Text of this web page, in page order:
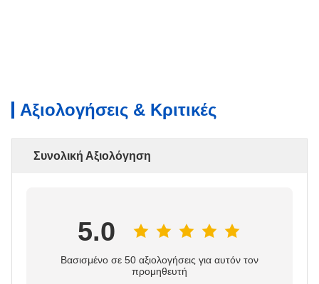
Αξιολογήσεις & Κριτικές
Συνολική Αξιολόγηση
5.0
Βασισμένο σε 50 αξιολογήσεις για αυτόν τον
προμηθευτή